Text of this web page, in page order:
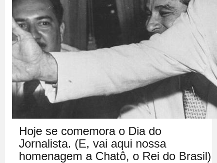
Hoje se comemora o Dia do
Jornalista. (E, vai aqui nossa
homenagem a Chatô, o Rei do Brasil)